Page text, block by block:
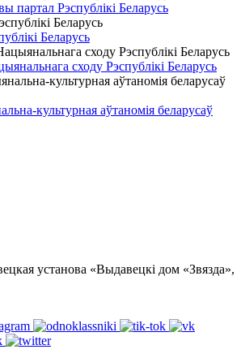
партал Рэспублікі Беларусь
Беларусь
сходу Рэспублікі Беларусь
культурная аўтаномія беларусаў
установа «Выдавецкі дом «Звязда»,